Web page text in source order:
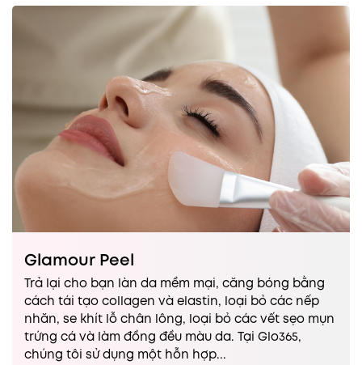
Glamour Peel
Trả lại cho bạn làn da mềm mại, căng bóng bằng
cách tái tạo collagen và elastin, loại bỏ các nếp
nhăn, se khít lỗ chân lông, loại bỏ các vết sẹo mụn
trứng cá và làm đồng đều màu da. Tại Glo365,
chúng tôi sử dụng một hỗn hợp...